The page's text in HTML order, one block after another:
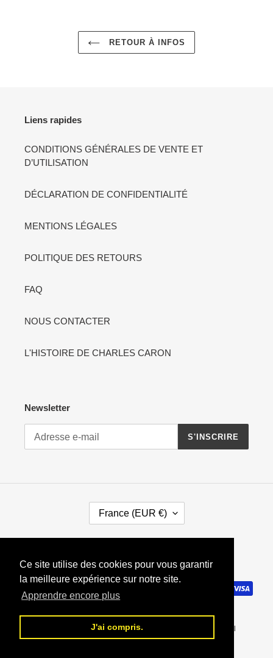
Ce site utilise des cookies pour vous garantir
la meilleure expérience sur notre site.
Apprendre encore plus
J'ai compris.
RETOUR À INFOS
Liens rapides
CONDITIONS GÉNÉRALES DE VENTE ET
D’UTILISATION
DÉCLARATION DE CONFIDENTIALITÉ
MENTIONS LÉGALES
POLITIQUE DES RETOURS
FAQ
NOUS CONTACTER
L'HISTOIRE DE CHARLES CARON
Newsletter
S'INSCRIRE
R
É
G
O
N
France (EUR €)
Moyens
Charles Caron Paiement sécurisé par CB et paypal